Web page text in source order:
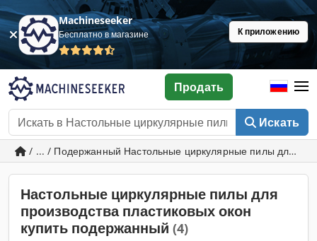
Machineseeker
Бесплатно в магазине К приложению
Искать
Продать
/ ... / Подержанный Настольные циркулярные пилы для
Настольные циркулярные пилы для
производства пластиковых окон
купить подержанный (4)